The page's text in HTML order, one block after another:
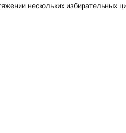
нескольких избирательных